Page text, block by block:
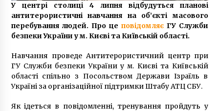
6 років ago
У Києві відбудеться фестиваль німого кіно
7 років ago
У центрі столиці 4 липня відбудуться планові
антитерористичні навчання на об’єкті масового
перебування людей. Про це повідомляєГУ Служби
безпеки України у м. Києві та Київській області.
Навчання проведе Антитерористичний центр при
ГУ Служби безпеки України у м. Києві та Київській
області спільно з Посольством Держави Ізраїль в
Україні за організаційної підтримки Штабу АТЦ СБУ.
Як ідеться в повідомленні, тренування пройдуть у